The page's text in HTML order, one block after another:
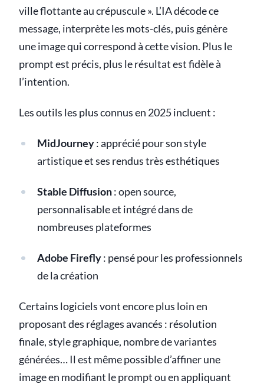
ville flottante au crépuscule ». L’IA décode ce
message, interprète les mots-clés, puis génère
une image qui correspond à cette vision. Plus le
prompt est précis, plus le résultat est fidèle à
l’intention.
Les outils les plus connus en 2025 incluent :
MidJourney: apprécié pour son style
artistique et ses rendus très esthétiques
Stable Diffusion: open source,
personnalisable et intégré dans de
nombreuses plateformes
Adobe Firefly: pensé pour les professionnels
de la création
Certains logiciels vont encore plus loin en
proposant des réglages avancés : résolution
finale, style graphique, nombre de variantes
générées… Il est même possible d’affiner une
image en modifiant le prompt ou en appliquant